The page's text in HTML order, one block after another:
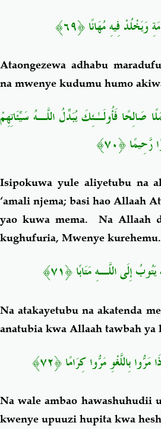
فِيهِ مُهَانًا ﴿٦٩﴾
Ataongezewa adhabu
na mwenye kudumu humo
صَالِحًا فَأُولَـٰئِكَ يُبَدِّلُ اللَّـهُ سَيِّئَاتِهِمْ
﴿٧٠﴾
Isipokuwa yule aliyetubu na
‘amali njema; basi hao Allaah
yao kuwa mema. Na Allaah
kughufuria, Mwenye kurehemu.
إِلَى اللَّـهِ مَتَابًا ﴿٧١﴾
Na atakayetubu na akatenda
anatubia kwa Allaah tawbah ya
بِاللَّغْوِ مَرُّوا كِرَامًا ﴿٧٢﴾
Na wale ambao hawashuhudii
kwenye upuuzi hupita kwa